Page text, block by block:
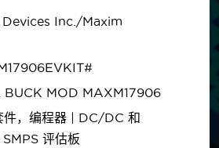
Inc./Maxim
BUCK MOD MAXM17906
件，编程器 | DC/DC 和
评估板